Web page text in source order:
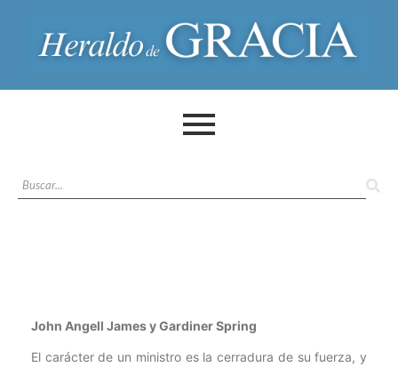
John Angell James y Gardiner Spring
El carácter de un ministro es la cerradura de su fuerza, y